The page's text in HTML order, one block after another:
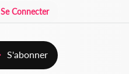
Se Connecter
S'abonner